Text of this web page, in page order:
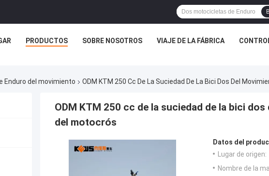
PRODUCTOS SOBRE NOSOTROS VIAJE DE LA FÁBRICA
Enduro del movimiento ODM KTM 250 Cc De La Suciedad De La Bici Dos Del
ODM KTM 250 cc de la suciedad de la bici
del motocrós
Datos del
Lugar de origen:
Nombre de la